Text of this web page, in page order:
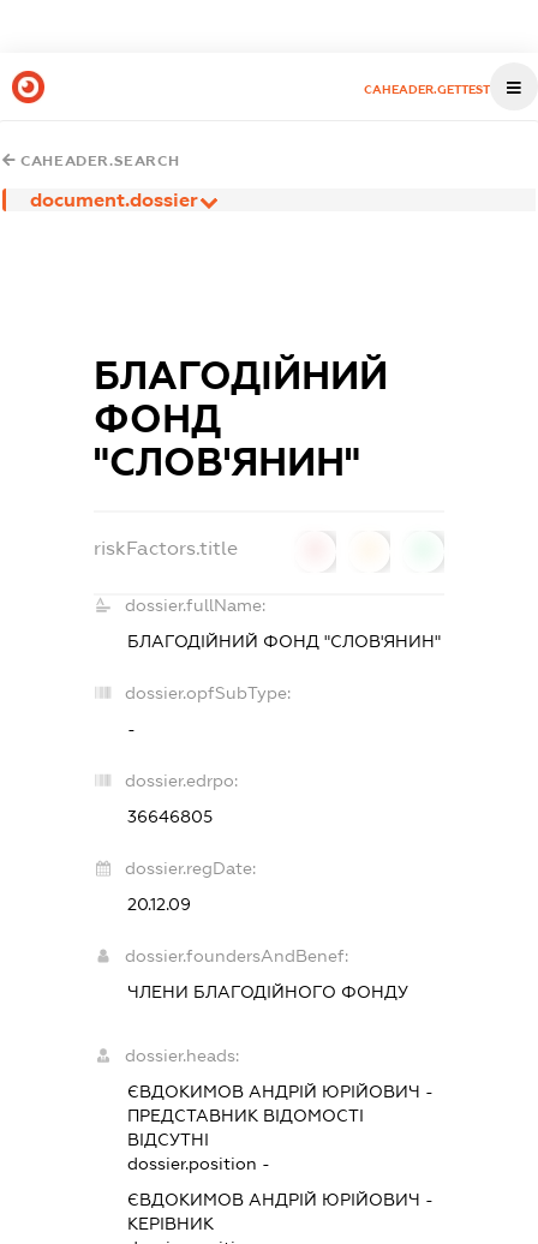
CAHEADER.GETTEST
CAHEADER.SEARCH
document.dossier
БЛАГОДІЙНИЙ
ФОНД
"СЛОВ'ЯНИН"
riskFactors.title
dossier.fullName:
БЛАГОДІЙНИЙ ФОНД "СЛОВ'ЯНИН"
dossier.opfSubType:
-
dossier.edrpo:
36646805
dossier.regDate:
20.12.09
dossier.foundersAndBenef:
ЧЛЕНИ БЛАГОДІЙНОГО ФОНДУ
dossier.heads:
ЄВДОКИМОВ АНДРІЙ ЮРІЙОВИЧ -
ПРЕДСТАВНИК ВІДОМОСТІ
ВІДСУТНІ
dossier.position -
ЄВДОКИМОВ АНДРІЙ ЮРІЙОВИЧ -
КЕРІВНИК